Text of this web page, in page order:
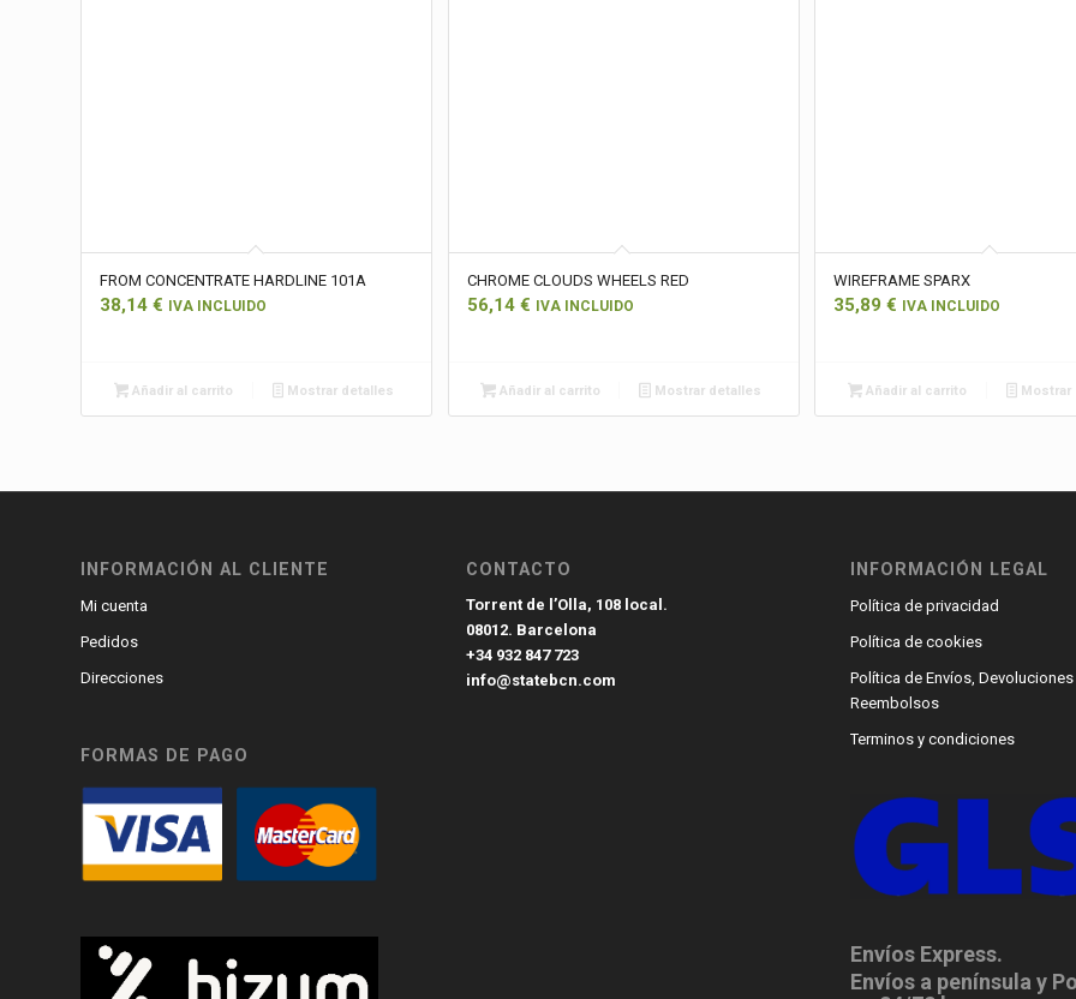
FROM CONCENTRATE HARDLINE 101A
38,14 € IVA INCLUIDO
Añadir al carrito Mostrar detalles
CHROME CLOUDS WHEELS RED
56,14 € IVA INCLUIDO
Añadir al carrito Mostrar detalles
WIREFRAME SPARX
35,89€ IVA INCLUIDO
Añadir al carrito Mostrar
INFORMACIÓN AL CLIENTE
Mi cuenta
Pedidos
Direcciones
FORMAS DE PAGO
CONTACTO
Torrent de l’Olla, 108 local.
08012. Barcelona
+34 932 847 723
info@statebcn.com
INFORMACIÓN LEGAL
Política de privacidad
Política de cookies
Política de Envíos, Devoluciones
Reembolsos
Terminos y condiciones
Envíos Express.
Envíos a península y